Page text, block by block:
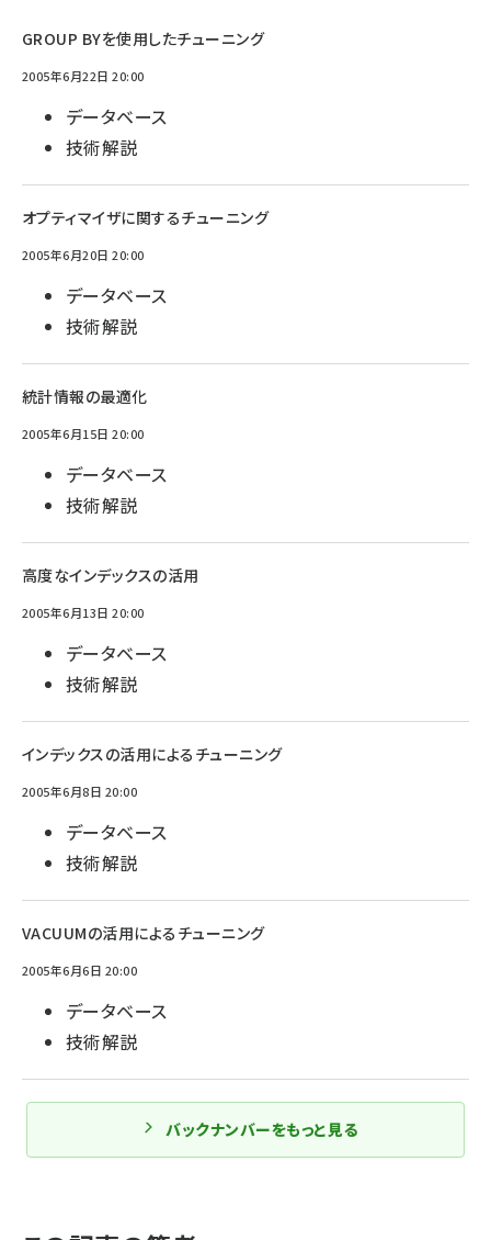
GROUP BYを使用したチューニング
2005年6月22日 20:00
データベース
技術解説
オプティマイザに関するチューニング
2005年6月20日 20:00
データベース
技術解説
統計情報の最適化
2005年6月15日 20:00
データベース
技術解説
高度なインデックスの活用
2005年6月13日 20:00
データベース
技術解説
インデックスの活用によるチューニング
2005年6月8日 20:00
データベース
技術解説
VACUUMの活用によるチューニング
2005年6月6日 20:00
データベース
技術解説
バックナンバーをもっと見る